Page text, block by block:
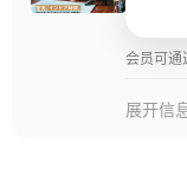
会员可通
展开信